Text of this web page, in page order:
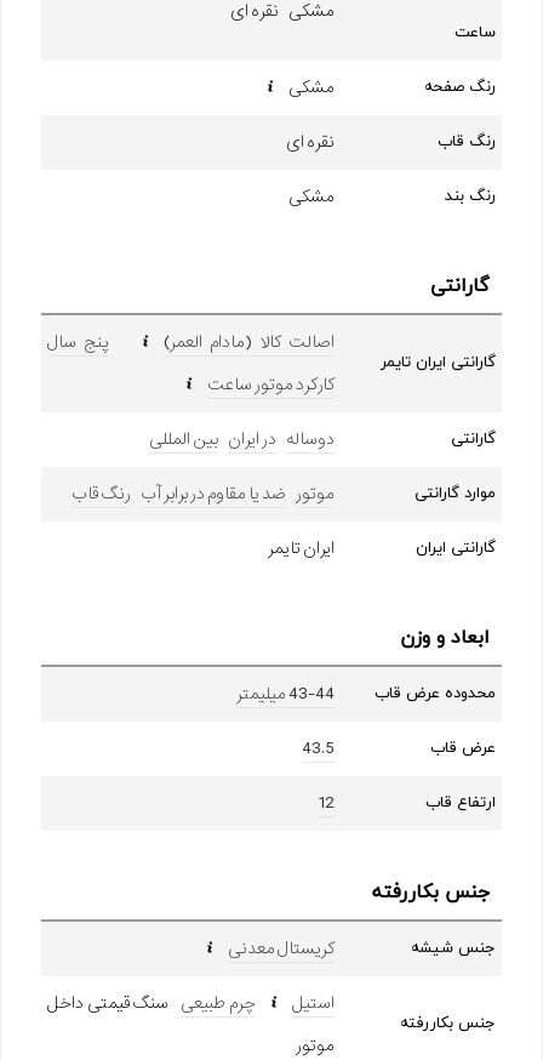
ساعت
مشکی نقره ای
رنگ صفحه مشکی
رنگ قاب نقره ای
رنگ بند مشکی
گارانتی
گارانتی ایران تایمر
اصالت کالا (مادام العمر)
پنج سال
کارکرد موتور ساعت
گارانتی دوساله در ایران بین المللی
موارد گارانتی موتور ضد یا مقاوم در برابر آب رنگ قاب
گارانتی ایران ایران تایمر
ابعاد و وزن
محدوده عرض قاب 43-44 میلیمتر
عرض قاب 43.5
ارتفاع قاب 12
جنس بکاررفته
جنس شیشه کریستال معدنی
جنس بکاررفته
استیل چرم طبیعی سنگ قیمتی داخل
موتور